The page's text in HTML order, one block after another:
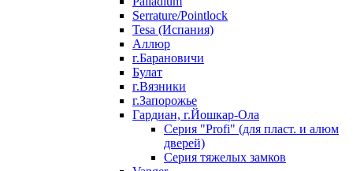
Serrature/Pointlock
Tesa (Испания)
Аллюр
г.Барановичи
Булат
г.Вязники
г.Запорожье
Гардиан, г.Йошкар-Ола
Серия "Profi" (для пласт. и алюм
дверей)
Серия тяжелых замков